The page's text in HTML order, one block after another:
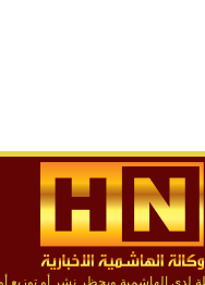
الهاشمية ويحظر نشر أو توزيع